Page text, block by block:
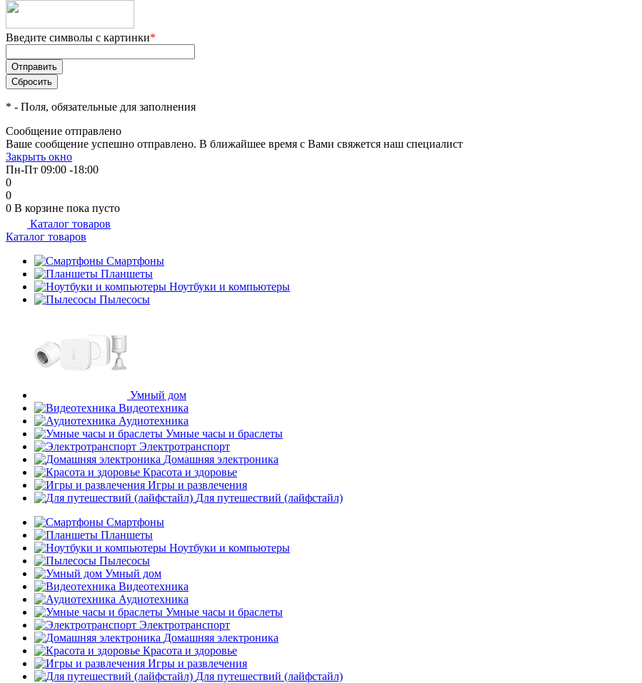
Введите символы с картинки*
* - Поля, обязательные для заполнения
Сообщение отправлено
Ваше сообщение успешно отправлено. В ближайшее время с Вами свяжется наш специалист
Закрыть окно
Пн-Пт 09:00 -18:00
0
0
0 В корзине пока пусто
Каталог товаров
Каталог товаров
Смартфоны
Планшеты
Ноутбуки и компьютеры
Пылесосы
Умный дом
Видеотехника
Аудиотехника
Умные часы и браслеты
Электротранспорт
Домашняя электроника
Красота и здоровье
Игры и развлечения
Для путешествий (лайфстайл)
Смартфоны
Планшеты
Ноутбуки и компьютеры
Пылесосы
Умный дом
Видеотехника
Аудиотехника
Умные часы и браслеты
Электротранспорт
Домашняя электроника
Красота и здоровье
Игры и развлечения
Для путешествий (лайфстайл)
25% картой любого банка